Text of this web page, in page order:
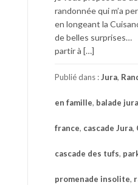
randonnée qui m’a
en longeant la
de belles
partir à […]
Publié dans :Jura,
en famille, balade jura
france, cascade Jura,
cascade des tufs,
promenade insolite,